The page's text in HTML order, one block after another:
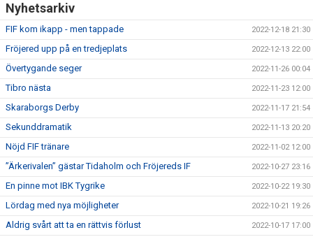
Nyhetsarkiv
FIF kom ikapp - men tappade 2022-12-18 21:30
Fröjered upp på en tredjeplats 2022-12-13 22:00
Övertygande seger 2022-11-26 00:04
Tibro nästa 2022-11-23 12:00
Skaraborgs Derby 2022-11-17 21:54
Sekunddramatik 2022-11-13 20:20
Nöjd FIF tränare 2022-11-02 12:00
”Ärkerivalen” gästar Tidaholm och Fröjereds IF 2022-10-27 23:16
En pinne mot IBK Tygrike 2022-10-22 19:30
Lördag med nya möjligheter 2022-10-21 19:26
Aldrig svårt att ta en rättvis förlust 2022-10-17 17:00